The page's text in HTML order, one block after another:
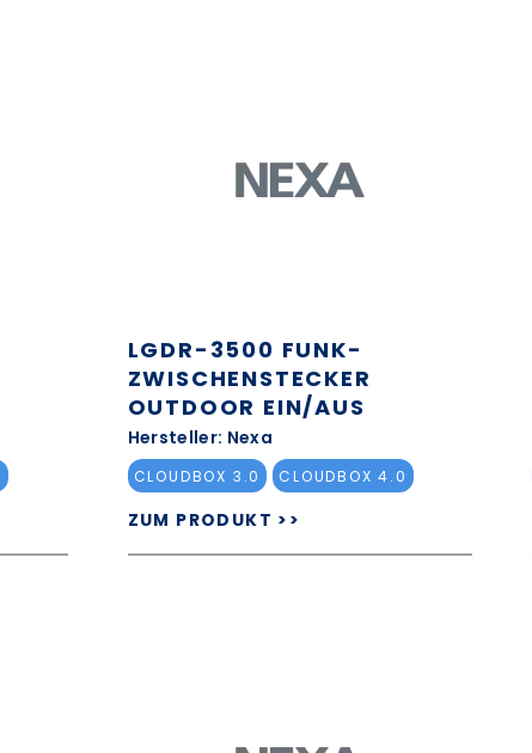
LGDR-3500 FUNK-
ZWISCHENSTECKER
OUTDOOR EIN/AUS
Hersteller: Nexa
CLOUDBOX 3.0 CLOUDBOX 4.0
ZUM PRODUKT >>